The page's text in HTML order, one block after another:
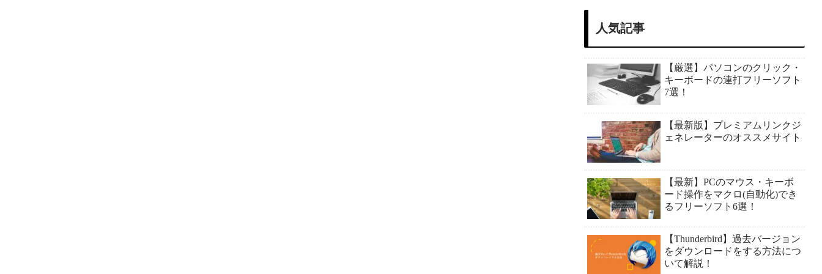
人気記事
【厳選】パソコンのクリック・
キーボードの連打フリーソフト
7選！
【最新版】プレミアムリンクジ
ェネレーターのオススメサイト
【最新】PCのマウス・キーボ
ード操作をマクロ(自動化)でき
るフリーソフト6選！
【Thunderbird】過去バージョン
をダウンロードをする方法につ
いて解説！